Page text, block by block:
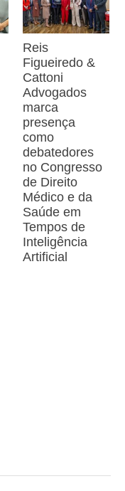
Reis
Figueiredo &
Cattoni
Advogados
marca
presença
como
debatedores
no Congresso
de Direito
Médico e da
Saúde em
Tempos de
Inteligência
Artificial